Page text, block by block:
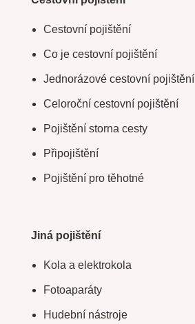
Cestovní pojištění
Co je cestovní pojištění
Jednorázové cestovní pojištění
Celoroční cestovní pojištění
Pojištění storna cesty
Připojištění
Pojištění pro těhotné
Jiná pojištění
Kola a elektrokola
Fotoaparáty
Hudební nástroje